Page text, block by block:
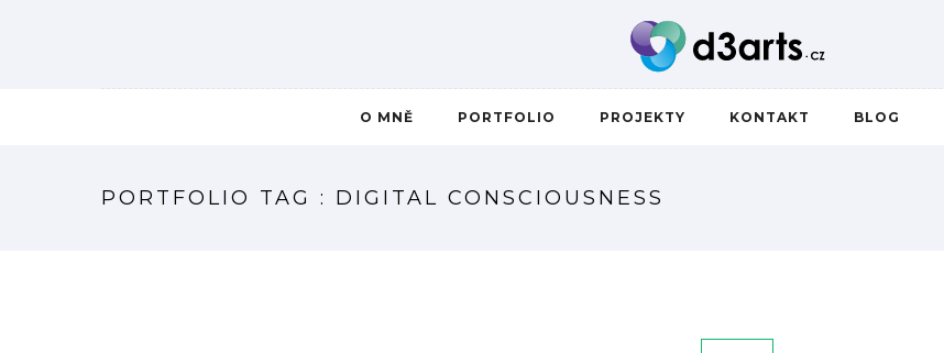
O MNĚ PORTFOLIO PROJEKTY KONTAKT BLOG
PORTFOLIO TAG : DIGITAL CONSCIOUSNESS